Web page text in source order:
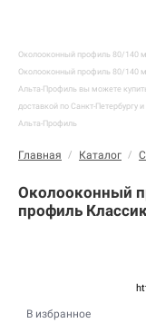
Околооконный профиль 80/140
Околооконный профиль 80/140
Альта-Профиль вы можете
доставкой по Санкт-Петербургу
Альта-Профиль
Главная / Каталог /
Околооконный
профиль
В избранное